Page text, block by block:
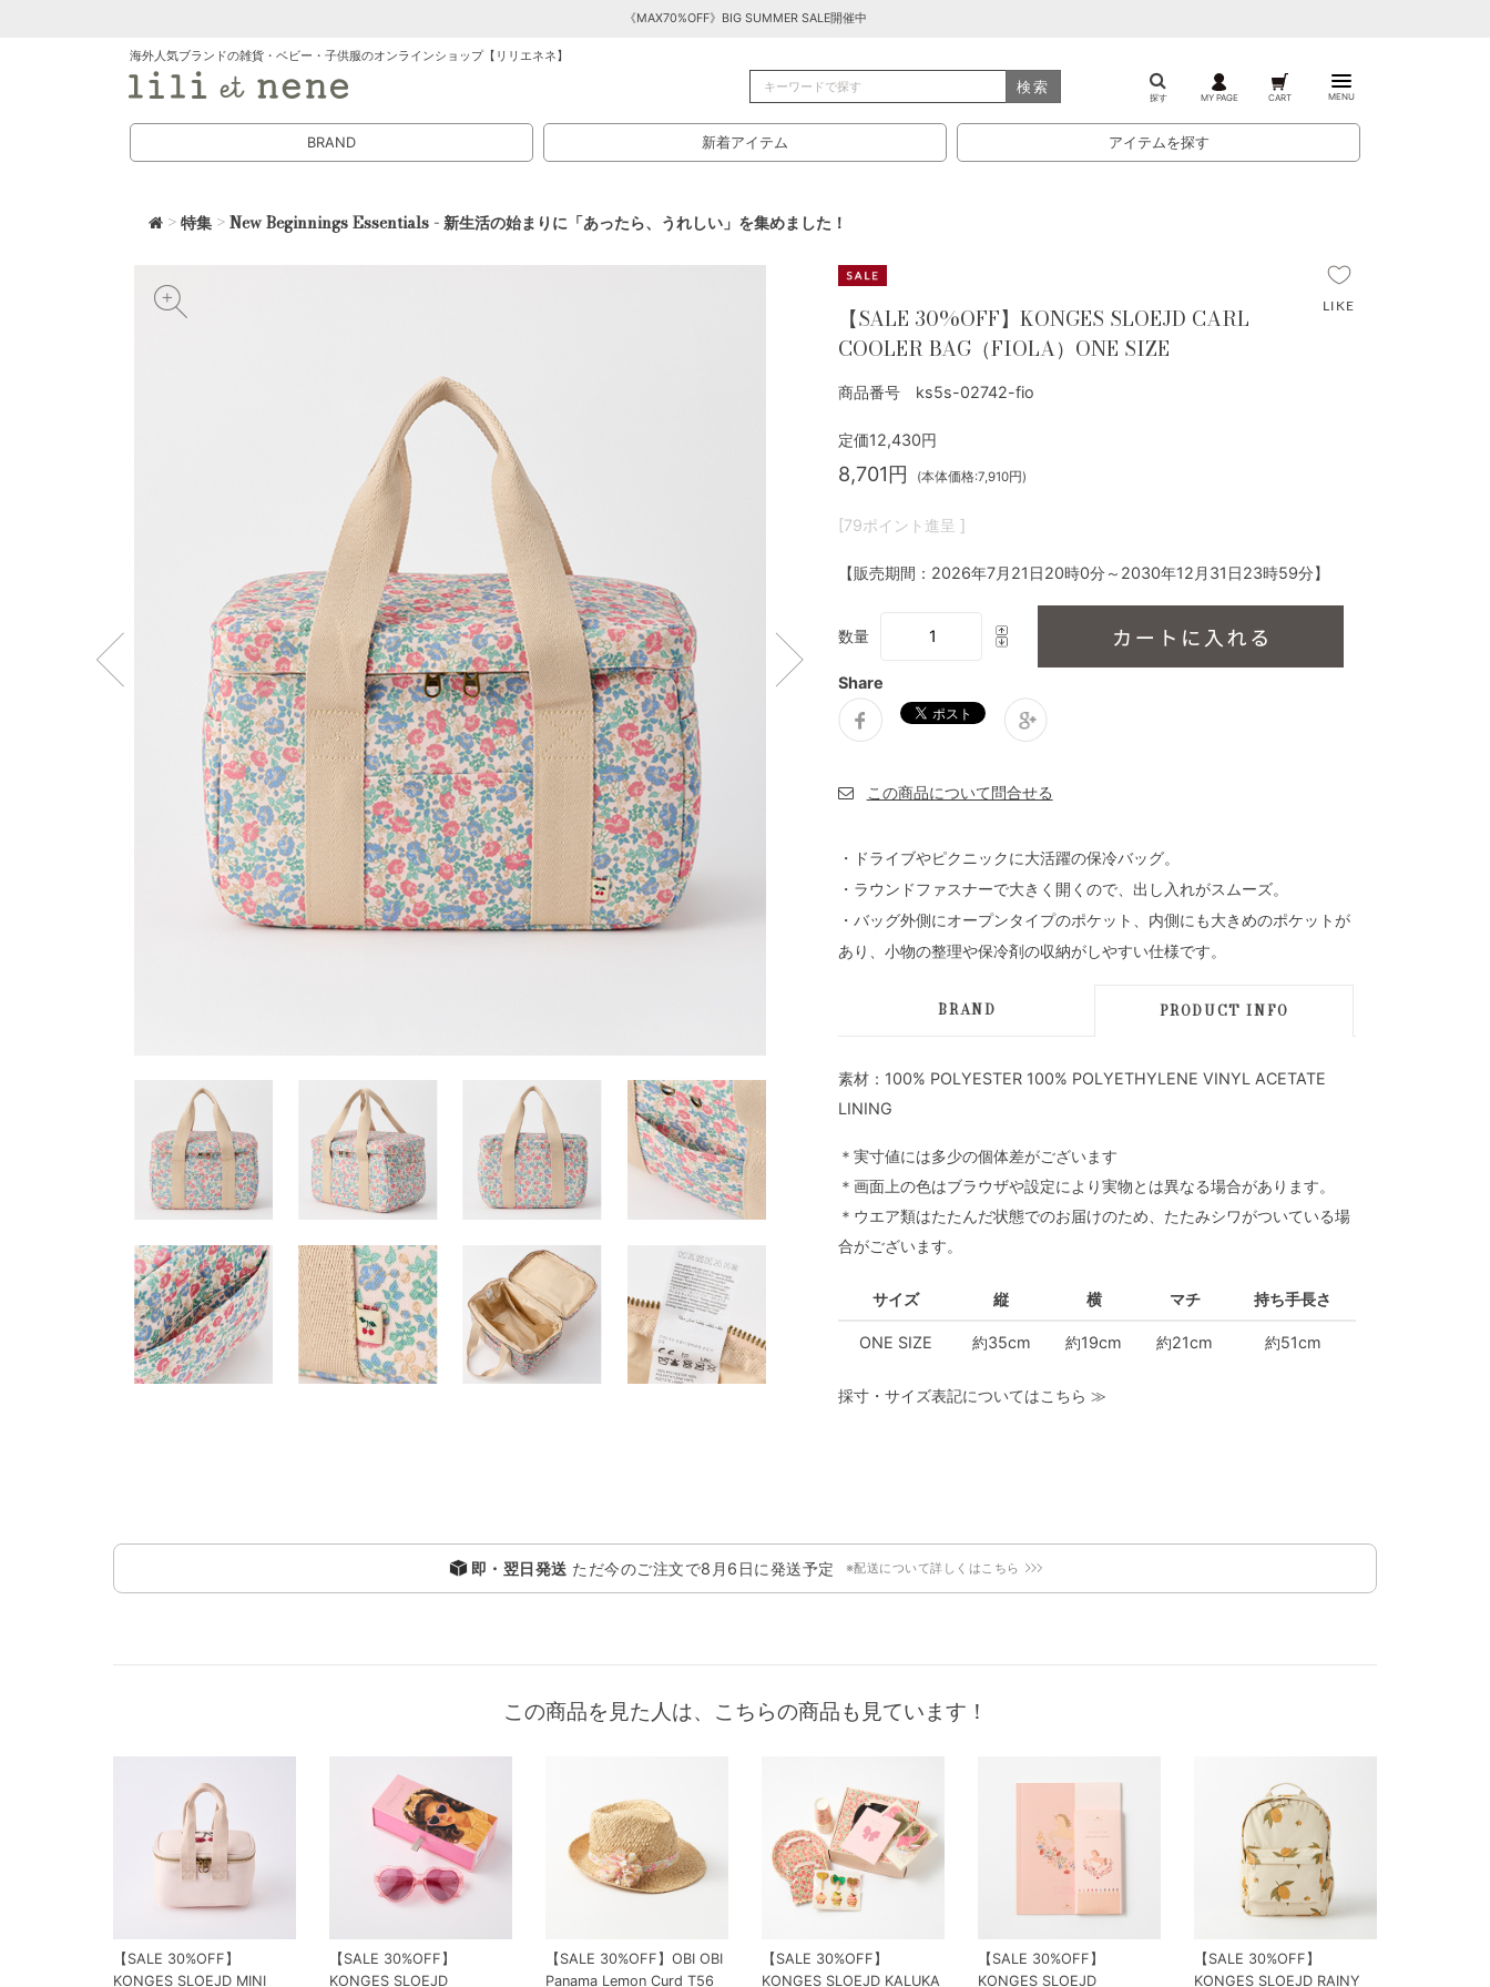
《MAX70%OFF》BIG SUMMER SALE開催中
海外人気ブランドの雑貨・ベビー・子供服のオンラインショップ【リリエネネ】
検索
探す MY PAGE CART MENU
BRAND 新着アイテム アイテムを探す
>特集 >New Beginnings Essentials - 新生活の始まりに「あったら、うれしい」を集めました！
【SALE 30%OFF】KONGES SLOEJD CARL
COOLER BAG（FIOLA）ONE SIZE
商品番号 ks5s-02742-fio
定価12,430円
8,701円 (本体価格:7,910円)
[79ポイント進呈 ]
【販売期間： 2026年7月21日20時0分～ 2030年12月31日23時59分】
数量
Share
・ドライブやピクニックに大活躍の保冷バッグ。
・ラウンドファスナーで大きく開くので、出し入れがスムーズ。
・バッグ外側にオープンタイプのポケット、内側にも大きめのポケットが
あり、小物の整理や保冷剤の収納がしやすい仕様です。
BRAND PRODUCT INFO
素材：100% POLYESTER 100% POLYETHYLENE VINYL ACETATE
LINING
＊実寸値には多少の個体差がございます
＊画面上の色はブラウザや設定により実物とは異なる場合があります。
＊ウエア類はたたんだ状態でのお届けのため、たたみシワがついている場
合がございます。
サイズ 縦 横 マチ 持ち手長さ
ONE SIZE 約35cm 約19cm 約21cm 約51cm
採寸・サイズ表記についてはこちら ≫
即・翌日発送 ただ今のご注文で8月6日に発送予定 ※配送について詳しくはこちら
この商品を見た人は、こちらの商品も見ています！
【SALE 30%OFF】
KONGES SLOEJD MINI
【SALE 30%OFF】
KONGES SLOEJD
【SALE 30%OFF】OBI OBI
Panama Lemon Curd T56
【SALE 30%OFF】
KONGES SLOEJD KALUKA
【SALE 30%OFF】
KONGES SLOEJD
【SALE 30%OFF】
KONGES SLOEJD RAINY